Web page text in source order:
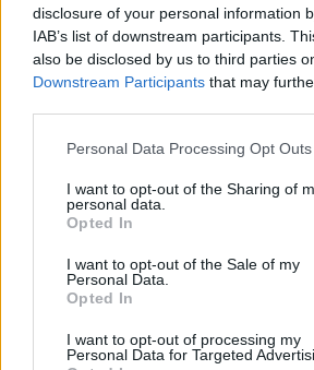
disclosure of your personal information
IAB’s list of downstream participants.
also be disclosed by us to third parties
Downstream Participants that may
Please note that this website/app uses
not limited to your visit or usage
grant or deny consent to Google and its
use your data for below specified
consent section.
Personal Data Processing Opt Outs
I want to opt-out of the Sharing of
personal data.
Opted In
I want to opt-out of the Sale of my
Personal Data.
Opted In
I want to opt-out of processing my
Personal Data for Targeted
autópálya útépítés M1-es autópálya Bicske
M1 bővítés: már zajlik a teljesen új
Tizenegy meglévő csomópontot
különszintű csomópontot hoz létre az